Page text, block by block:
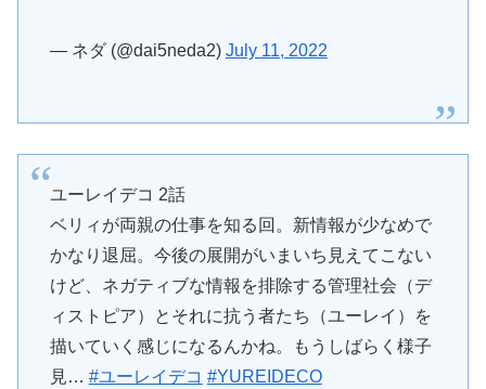
— ネダ (@dai5neda2) July 11, 2022
ユーレイデコ 2話
ベリィが両親の仕事を知る回。新情報が少なめで
かなり退屈。今後の展開がいまいち見えてこない
けど、ネガティブな情報を排除する管理社会（デ
ィストピア）とそれに抗う者たち（ユーレイ）を
描いていく感じになるんかね。もうしばらく様子
見… #ユーレイデコ #YUREIDECO